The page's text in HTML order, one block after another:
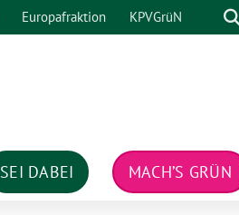
Europafraktion KPVGrüN Suche
SEI DABEI MACH’S GRÜN